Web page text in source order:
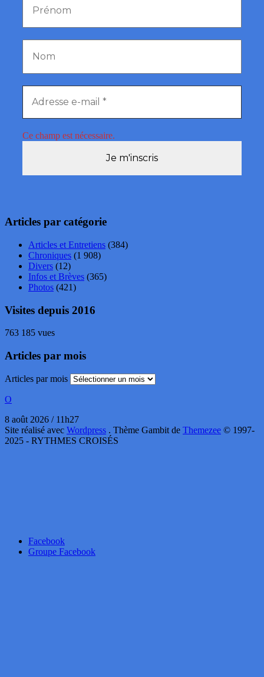
Ce champ est nécessaire.
Articles par catégorie
Articles et Entretiens (384)
Chroniques (1 908)
Divers (12)
Infos et Brèves (365)
Photos (421)
Visites depuis 2016
763 185 vues
Articles par mois
Articles par mois
O
8 août 2026 / 11h27
Site réalisé avec Wordpress . Thème Gambit de Themezee © 1997-
2025 - RYTHMES CROISÉS
Facebook
Groupe Facebook